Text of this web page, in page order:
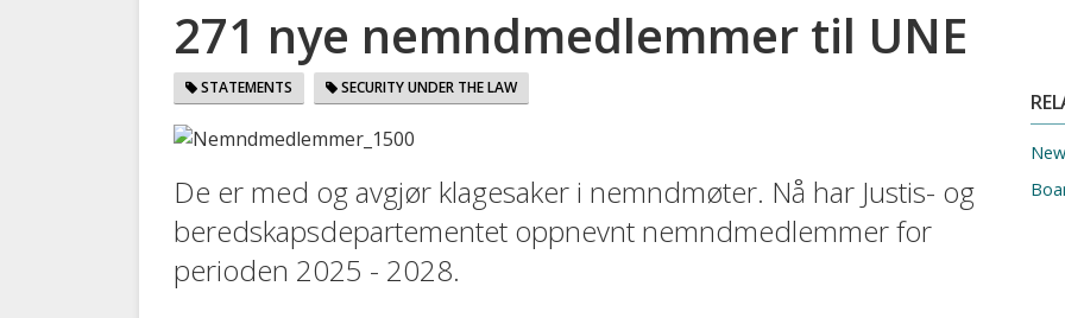
271 nye nemndmedlemmer til UNE
STATEMENTS SECURITY UNDER THE LAW
De er med og avgjør klagesaker i nemndmøter. Nå har Justis- og
beredskapsdepartementet oppnevnt nemndmedlemmer for
perioden 2025 - 2028.